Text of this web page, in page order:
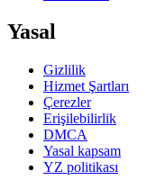
Yasal
Gizlilik
Hizmet Şartları
Çerezler
Erişilebilirlik
DMCA
Yasal kapsam
YZ politikası